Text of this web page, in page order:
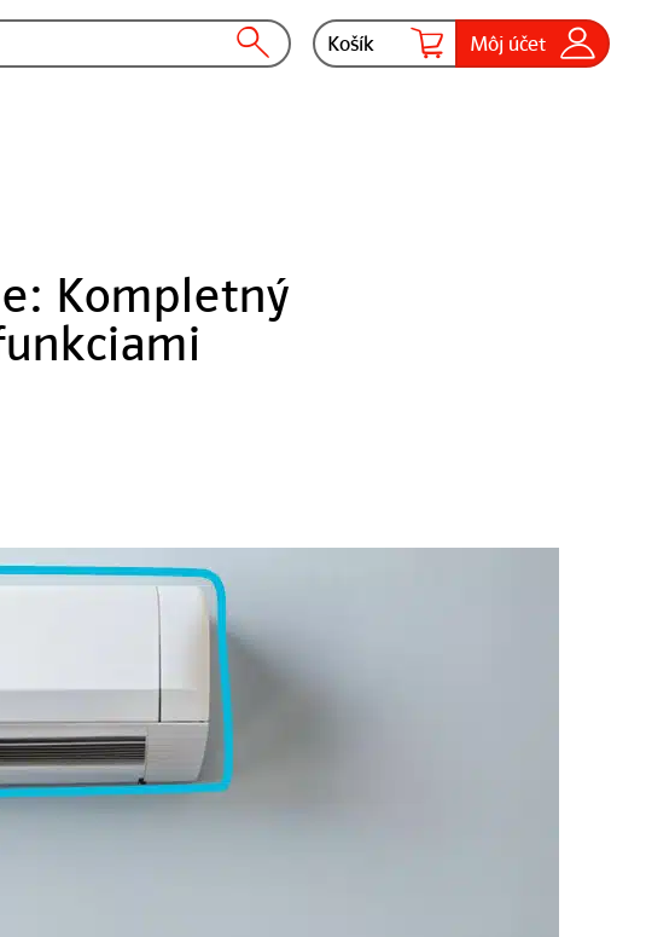
Košík Môj účet
Kompletný